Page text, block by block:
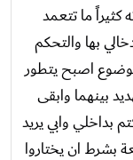
كثيراً ما تتعمد
بها والتحكم
اصبح يتطور
بينهما وابقى
بداخلي وابي يريد
بشرط ان يختاروا